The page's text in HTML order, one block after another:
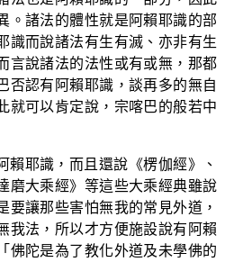
。諸法的體性就是阿賴耶識的部
識而說諸法有生有滅、亦非有生
言說諸法的法性或有或無，那都
否認有阿賴耶識，談再多的無自
就可以肯定說，宗喀巴的般若中
賴耶識，而且還說《楞伽經》、
磨大乘經》等這些大乘經典雖說
要讓那些害怕無我的常見外道，
我法，所以才方便施設說有阿賴
佛陀是為了教化外道及未學佛的